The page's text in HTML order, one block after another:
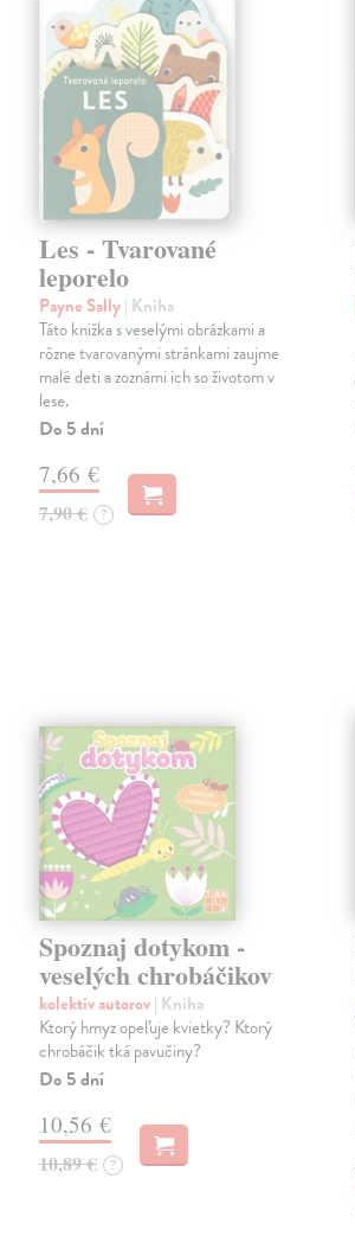
Les - Tvarované
leporelo
Payne Sally| Kniha
Táto knižka s veselými obrázkami a
rôzne tvarovanými stránkami zaujme
malé deti a zoznámi ich so životom v
lese.
Do 5 dní
7,66 €
7,90 € ?
Spoznaj dotykom -
veselých chrobáčikov
kolektív autorov| Kniha
Ktorý hmyz opeľuje kvietky? Ktorý
chrobáčik tká pavučiny?
Do 5 dní
10,56 €
10,89 € ?